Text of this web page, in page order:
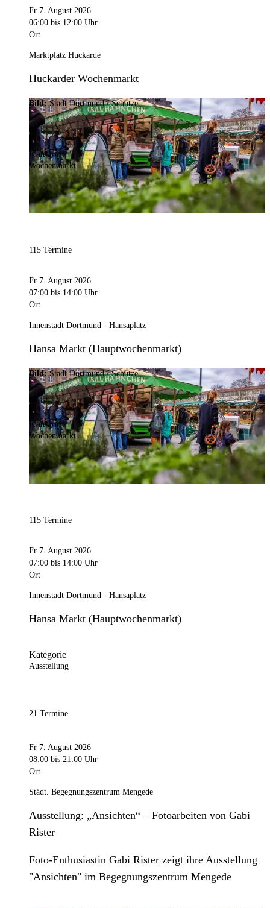
Fr 7. August 2026
06:00 bis 12:00 Uhr
Ort
Marktplatz Huckarde
Huckarder Wochenmarkt
Bild:Stadt Dortmund / Schütze
Kategorie
Wochenmarkt
115 Termine
Fr 7. August 2026
07:00 bis 14:00 Uhr
Ort
Innenstadt Dortmund - Hansaplatz
Hansa Markt (Hauptwochenmarkt)
Bild:Stadt Dortmund / Schütze
Kategorie
Wochenmarkt
115 Termine
Fr 7. August 2026
07:00 bis 14:00 Uhr
Ort
Innenstadt Dortmund - Hansaplatz
Hansa Markt (Hauptwochenmarkt)
Kategorie
Ausstellung
21 Termine
Fr 7. August 2026
08:00 bis 21:00 Uhr
Ort
Städt. Begegnungszentrum Mengede
Ausstellung: „Ansichten“ – Fotoarbeiten von Gabi
Rister
Foto-Enthusiastin Gabi Rister zeigt ihre Ausstellung
"Ansichten" im Begegnungszentrum Mengede